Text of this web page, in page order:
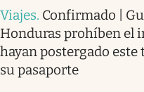
Viajes. Confirmado |
Honduras prohíben el
hayan postergado
su pasaporte